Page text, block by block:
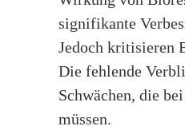
signifikante
Jedoch kritisieren
Die fehlende
Schwächen, die
müssen.